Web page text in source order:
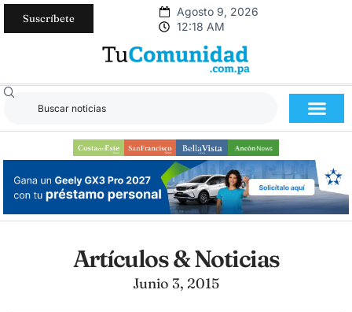
Suscríbete
Agosto 9, 2026
12:18 AM
Artículos & Noticias
Junio 3, 2015